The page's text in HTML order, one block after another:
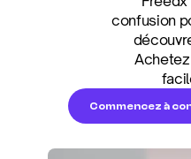
confusion
Commencez à